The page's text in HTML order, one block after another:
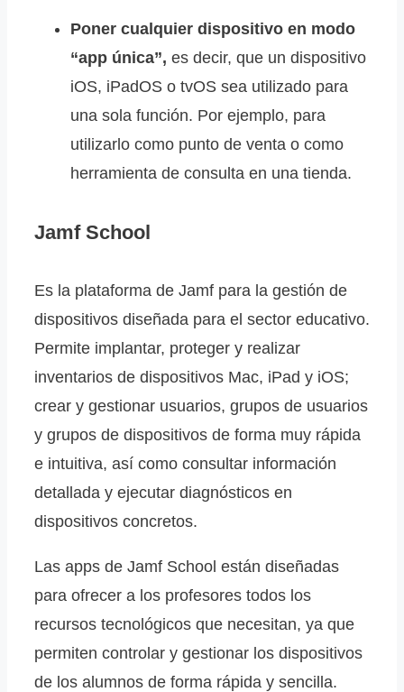
Poner cualquier dispositivo en modo
“app única”, es decir, que un dispositivo
iOS, iPadOS o tvOS sea utilizado para
una sola función. Por ejemplo, para
utilizarlo como punto de venta o como
herramienta de consulta en una tienda.
Jamf School
Es la plataforma de Jamf para la gestión de
dispositivos diseñada para el sector educativo.
Permite implantar, proteger y realizar
inventarios de dispositivos Mac, iPad y iOS;
crear y gestionar usuarios, grupos de usuarios
y grupos de dispositivos de forma muy rápida
e intuitiva, así como consultar información
detallada y ejecutar diagnósticos en
dispositivos concretos.
Las apps de Jamf School están diseñadas
para ofrecer a los profesores todos los
recursos tecnológicos que necesitan, ya que
permiten controlar y gestionar los dispositivos
de los alumnos de forma rápida y sencilla.